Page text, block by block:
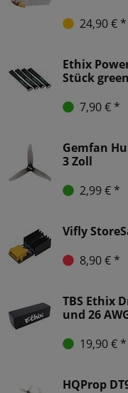
24,90 € *
Ethix
Stück green
7,90 € *
Gemfan
3 Zoll
2,99 € *
Vifly
8,90 € *
TBS Ethix
und 26
19,90 € *
HQProp